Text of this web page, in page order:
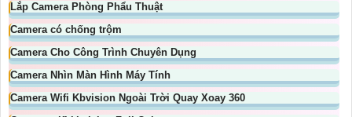
Lắp Camera Phòng Phẩu Thuật
Camera có chống trộm
Camera Cho Công Trình Chuyên Dụng
Camera Nhìn Màn Hình Máy Tính
Camera Wifi Kbvision Ngoài Trời Quay Xoay 360